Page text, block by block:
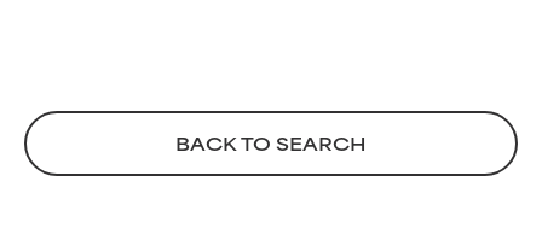
BACK TO SEARCH
BUONO
Necessario per migliorare la
consistenza, la stabilità o la
BUONO
Necessario per migliorare la
consistenza, la stabilità o la